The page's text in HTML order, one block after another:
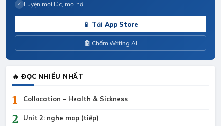
✓ Luyện mọi lúc, mọi nơi
📱 Tải App Store
🤖 Chấm Writing AI
🔥 ĐỌC NHIỀU NHẤT
1 Collocation – Health & Sickness
2 Unit 2: nghe map (tiếp)